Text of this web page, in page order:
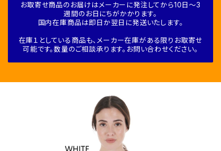
お取寄せ商品のお届けはメーカーに発注してから10日～3
週間のお日にちがかかります。
国内在庫商品は即日か翌日に発送いたします。
在庫１としている商品も、メーカー在庫がある限りお取寄せ
可能です。数量のご相談承ります。お問い合わせください。